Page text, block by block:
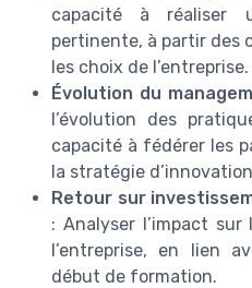
capacité à réaliser
pertinente, à partir des
les choix de l’entreprise.
Évolution du
l’évolution des
capacité à fédérer les
la stratégie
Retour sur
: Analyser l’impact
l’entreprise, en lien
début de formation.